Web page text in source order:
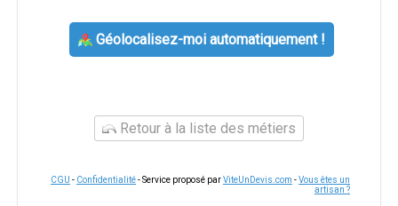
Géolocalisez-moi automatiquement !
Retour à la liste des métiers
CGU - Confidentialité- Service proposé parViteUnDevis.com -Vous êtes un
artisan ?